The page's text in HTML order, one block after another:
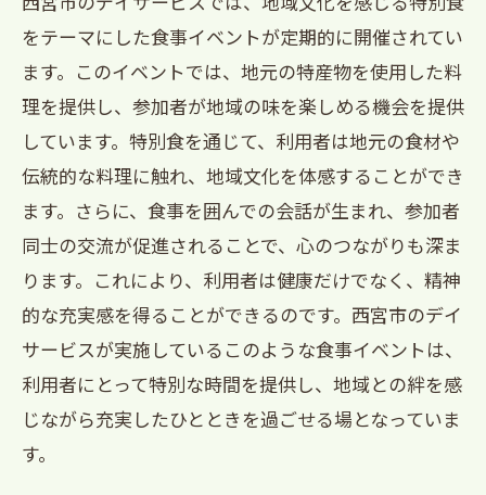
をテーマにした食事イベントが定期的に開催されてい
ます。このイベントでは、地元の特産物を使用した料
理を提供し、参加者が地域の味を楽しめる機会を提供
しています。特別食を通じて、利用者は地元の食材や
伝統的な料理に触れ、地域文化を体感することができ
ます。さらに、食事を囲んでの会話が生まれ、参加者
同士の交流が促進されることで、心のつながりも深ま
ります。これにより、利用者は健康だけでなく、精神
的な充実感を得ることができるのです。西宮市のデイ
サービスが実施しているこのような食事イベントは、
利用者にとって特別な時間を提供し、地域との絆を感
じながら充実したひとときを過ごせる場となっていま
す。